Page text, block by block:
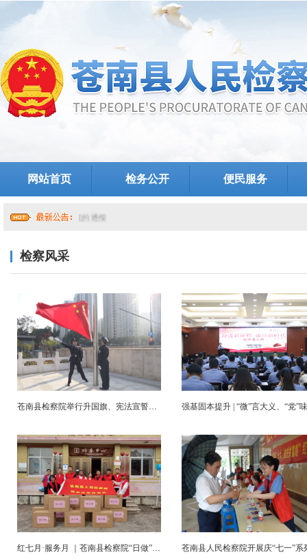
网站首页 检务公开 便民服务
级巡察整改情况的通报
检察风采
苍南县检察院举行升国旗、宪法宣誓仪式
红七月·服务月 ｜苍南县检察院“日做”+“夜学”“燃起来”